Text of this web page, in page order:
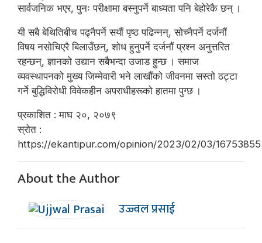
सार्वजनिक भएर, पुनः परीक्षामा बस्नुपर्ने बाध्यता पनि बेहोरेकै छन् ।
यी सबै बेथितिबीच पढ्नैपर्ने सयौं पृष्ठ पढिन्नन्, सोच्नैपर्ने दर्जनौं
विषय नसोचिएरै बिलाउँछन्, शोध हुनुपर्ने दर्जनौं प्रश्न अनुत्तरित
रहन्छन्, ज्ञानको उद्यान सबैभन्दा उजाड हुन्छ । समाज
व्यवस्थापनको मुख्य जिम्मेवारी भने लाखौंको जीवनमा सस्तो ठट्टा
गर्ने बुद्धिविरोधी विवेकहीन अपराधीहरूको हातमा पुग्छ ।
प्रकाशित : माघ २०, २०७९
स्रोत :
https://ekantipur.com/opinion/2023/02/03/
About the Author
उज्ज्वल प्रसाई